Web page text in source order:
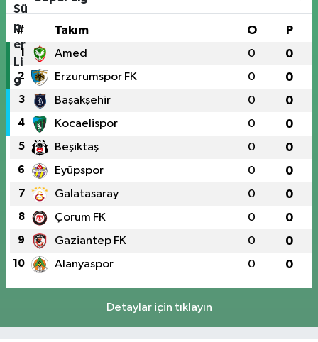
# Takım O P
1 Amed 0 0
2 Erzurumspor FK 0 0
3 Başakşehir 0 0
4 Kocaelispor 0 0
5 Beşiktaş 0 0
6 Eyüpspor 0 0
7 Galatasaray 0 0
8 Çorum FK 0 0
9 Gaziantep FK 0 0
10 Alanyaspor 0 0
Detaylar için tıklayın